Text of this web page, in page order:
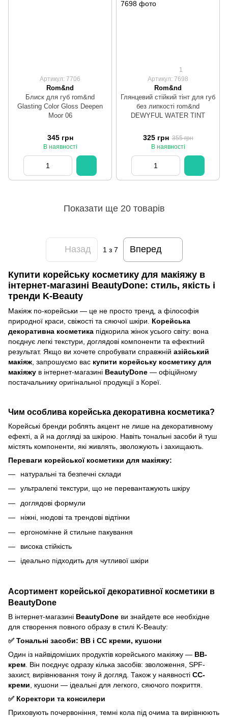
Артикул: 7706
Rom&nd
Блиск для губ rom&nd
Glasting Color Gloss Deepen
Moor 06
345 грн
В наявності
1
Артикул: 7698
Rom&nd
Глянцевий стійкий тінт для губ
без липкості rom&nd
DEWYFUL WATER TINT
325 грн 355 грн
В наявності
Показати ще 20 товарів
Назад 1 з 7 Вперед
Купити корейську косметику для макіяжу в
інтернет-магазині BeautyDone: стиль, якість і
тренди K-Beauty
Макіяж по-корейськи — це не просто тренд, а філософія
природної краси, свіжості та сяючої шкіри. Корейська
декоративна косметика підкорила жінок усього світу: вона
поєднує легкі текстури, доглядові компоненти та ефектний
результат. Якщо ви хочете спробувати справжній азійський
макіяж, запрошуємо вас купити корейську косметику для
макіяжу в інтернет-магазині BeautyDone — офіційному
постачальнику оригінальної продукції з Кореї.
Чим особлива корейська декоративна косметика?
Корейські бренди роблять акцент не лише на декоративному
ефекті, а й на догляді за шкірою. Навіть тональні засоби й туш
містять компоненти, які живлять, зволожують і захищають.
Переваги корейської косметики для макіяжу:
натуральні та безпечні склади
ультралегкі текстури, що не перевантажують шкіру
доглядові формули
ніжні, нюдові та трендові відтінки
ергономічне й стильне пакування
висока стійкість
ідеально підходить для чутливої шкіри
Асортимент корейської декоративної косметики в
BeautyDone
В інтернет-магазині BeautyDone ви знайдете все необхідне
для створення повного образу в стилі K-Beauty:
✅ Тональні засоби: ВВ і СС креми, кушони
Один із найвідоміших продуктів корейського макіяжу — BB-
крем . Він поєднує одразу кілька засобів: зволоження, SPF-
захист, вирівнювання тону й догляд. Також у наявності CC-
креми , кушони — ідеальні для легкого, сяючого покриття.
✅ Коректори та консилери
Приховують почервоніння, темні кола під очима та вирівнюють